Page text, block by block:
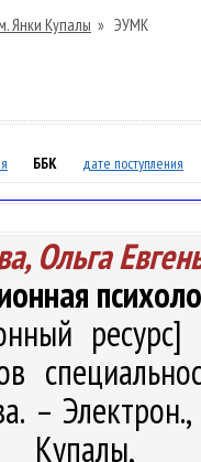
Янки Купалы » ЭУМК
ББК дате поступления
Ольга
–